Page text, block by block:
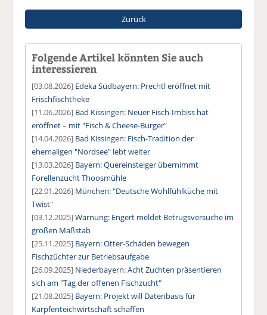
Zurück
Folgende Artikel könnten Sie auch
interessieren
[03.08.2026] Edeka Südbayern: Prechtl eröffnet mit
Frischfischtheke
[11.06.2026] Bad Kissingen: Neuer Fisch-Imbiss hat
eröffnet – mit "Fisch & Cheese-Burger"
[14.04.2026] Bad Kissingen: Fisch-Tradition der
ehemaligen "Nordsee" lebt weiter
[13.03.2026] Bayern: Quereinsteiger übernimmt
Forellenzucht Thoosmühle
[22.01.2026] München: "Deutsche Wohlfühlküche mit
Twist"
[03.12.2025]Warnung: Engert meldet Betrugsversuche im
großen Maßstab
[25.11.2025] Bayern: Otter-Schäden bewegen
Fischzüchter zur Betriebsaufgabe
[26.09.2025] Niederbayern: Acht Zuchten präsentieren
sich am "Tag der offenen Fischzucht"
[21.08.2025] Bayern: Projekt will Datenbasis für
Karpfenteichwirtschaft schaffen